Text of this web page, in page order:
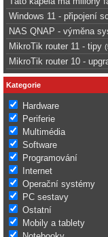
Windows 11 - připojení
NAS QNAP - výměna
MikroTik router 11 - tipy (
MikroTik router 10 -
Kategorie
Hardware
Periferie
Multimédia
Software
Programování
Internet
Operační systémy
PC sestavy
Ostatní
Mobily a tablety